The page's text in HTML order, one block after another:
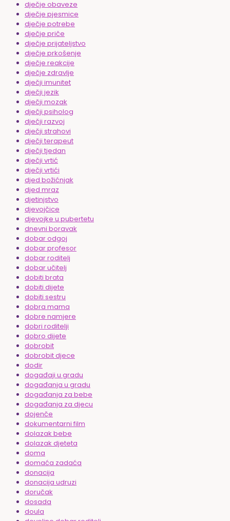
dječje obaveze
dječje pjesmice
dječje potrebe
dječje priče
dječje prijateljstvo
dječje prkošenje
dječje reakcije
dječje zdravlje
dječji imunitet
dječji jezik
dječji mozak
dječji psiholog
dječji razvoj
dječji strahovi
dječji terapeut
dječji tjedan
dječji vrtić
dječji vrtići
djed božićnjak
djed mraz
djetinjstvo
djevojčice
djevojke u pubertetu
dnevni boravak
dobar odgoj
dobar profesor
dobar roditelj
dobar učitelj
dobiti brata
dobiti dijete
dobiti sestru
dobra mama
dobre namjere
dobri roditelji
dobro dijete
dobrobit
dobrobit djece
dodir
događaji u gradu
događanja u gradu
događanja za bebe
događanja za djecu
dojenče
dokumentarni film
dolazak bebe
dolazak djeteta
doma
domaća zadaća
donacija
donacija udruzi
doručak
dosada
doula